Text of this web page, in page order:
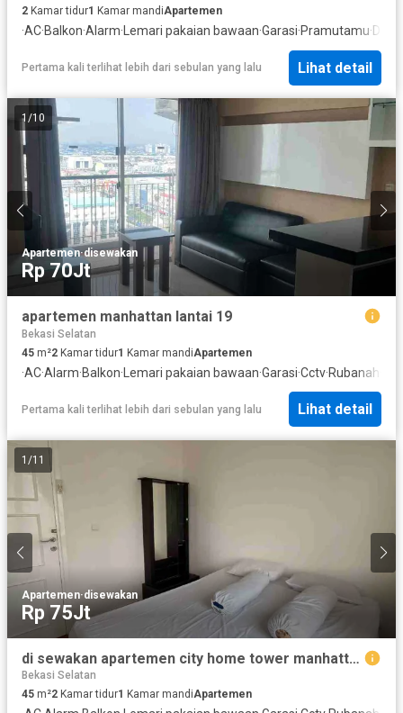
2 Kamar tidur1 Kamar mandiApartemen
·AC·Balkon·Alarm·Lemari pakaian bawaan·Garasi·Pramutamu·
Pertama kali terlihat lebih dari sebulan yang lalu Lihat detail
1 /10
Apartemen·disewakan
Rp 70Jt
apartemen manhattan lantai 19
Bekasi Selatan
45 m²2 Kamar tidur1 Kamar mandiApartemen
·AC·Alarm·Balkon· Lemari pakaian bawaan·Garasi·Cctv·Rubanah
Pertama kali terlihat lebih dari sebulan yang lalu Lihat detail
1 /11
Apartemen·disewakan
Rp 75Jt
di sewakan apartemen city home tower manhattan lantai 3 full furnish
Bekasi Selatan
45 m²2 Kamar tidur1 Kamar mandiApartemen